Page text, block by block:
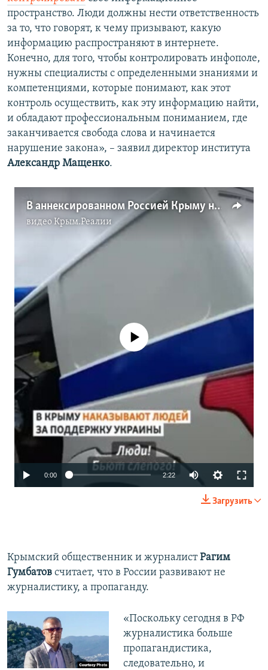
пространство. Люди должны нести ответственность
за то, что говорят, к чему призывают, какую
информацию распространяют в интернете.
Конечно, для того, чтобы контролировать инфополе,
нужны специалисты с определенными знаниями и
компетенциями, которые понимают, как этот
контроль осуществить, как эту информацию найти,
и обладают профессиональным пониманием, где
заканчивается свобода слова и начинается
нарушение закона», – заявил директор института
Александр Мащенко.
В аннексированном Россией Крыму наказывают за проукраинскую позицию (видео)
видео Крым.Реалии
Auto 240p
No media source currently available
0:00 2:22
240p
720p
1080p
Загрузить
Крымский общественник и журналистРагим
Гумбатов считает, что в России развивают не
журналистику, а пропаганду.
«Поскольку сегодня в РФ
журналистика больше
пропагандистика,
следовательно, и